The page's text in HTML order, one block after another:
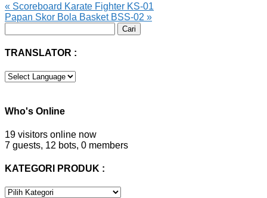
« Scoreboard Karate Fighter KS-01
Papan Skor Bola Basket BSS-02 »
untuk:
TRANSLATOR :
Who's Online
19 visitors online now
7 guests, 12 bots, 0 members
KATEGORI PRODUK :
KATEGORI